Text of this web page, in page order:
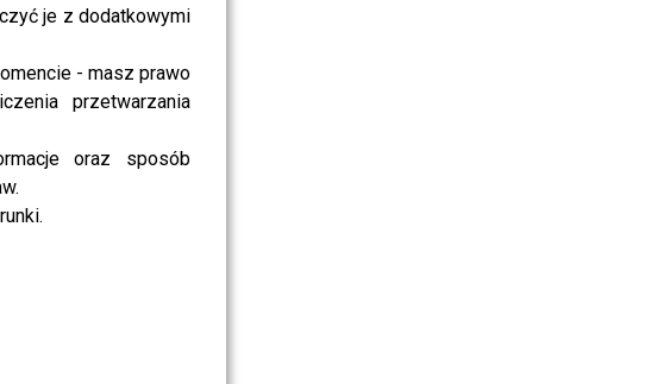
je z dodatkowymi
- masz prawo
przetwarzania
oraz sposób
o
nowego